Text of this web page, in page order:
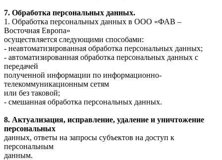
7. Обработка персональных данных.
1. Обработка персональных данных в ООО «ФАВ –
Восточная Европа»
осуществляется следующими способами:
- неавтоматизированная обработка персональных данных;
- автоматизированная обработка персональных данных с
передачей
полученной информации по информационно-
телекоммуникационным сетям
или без таковой;
- смешанная обработка персональных данных.
8. Актуализация, исправление, удаление и уничтожение
персональных
данных, ответы на запросы субъектов на доступ к
персональным
данным.